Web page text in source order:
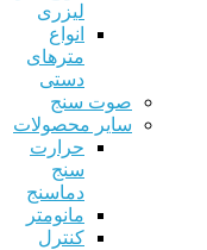
لیزری
انواع
مترهای
دستی
صوت سنج
سایر محصولات
حرارت
دماسنج
مانومتر
کنترل